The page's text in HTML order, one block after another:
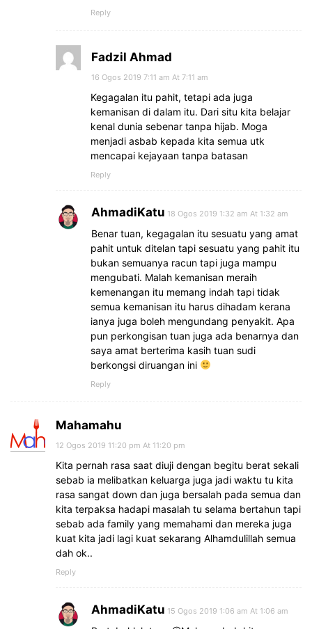
Reply
Fadzil Ahmad
16 Ogos 2019 7:11 am At 7:11 am
Kegagalan itu pahit, tetapi ada juga
kemanisan di dalam itu. Dari situ kita belajar
kenal dunia sebenar tanpa hijab. Moga
menjadi asbab kepada kita semua utk
mencapai kejayaan tanpa batasan
Reply
AhmadiKatu 18 Ogos 2019 1:32 am At 1:32 am
Benar tuan, kegagalan itu sesuatu yang amat
pahit untuk ditelan tapi sesuatu yang pahit itu
bukan semuanya racun tapi juga mampu
mengubati. Malah kemanisan meraih
kemenangan itu memang indah tapi tidak
semua kemanisan itu harus dihadam kerana
ianya juga boleh mengundang penyakit. Apa
pun perkongisan tuan juga ada benarnya dan
saya amat berterima kasih tuan sudi
berkongsi diruangan ini
Reply
Mahamahu
12 Ogos 2019 11:20 pm At 11:20 pm
Kita pernah rasa saat diuji dengan begitu berat sekali
sebab ia melibatkan keluarga juga jadi waktu tu kita
rasa sangat down dan juga bersalah pada semua dan
kita terpaksa hadapi masalah tu selama bertahun tapi
sebab ada family yang memahami dan mereka juga
kuat kita jadi lagi kuat sekarang Alhamdulillah semua
dah ok..
Reply
AhmadiKatu 15 Ogos 2019 1:06 am At 1:06 am